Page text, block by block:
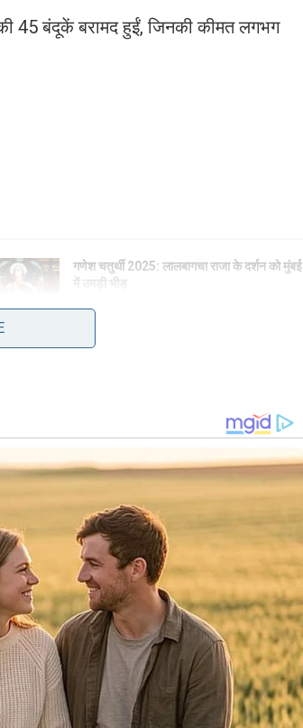
45 बंदूकें बरामद हुईं, जिनकी कीमत लगभग
गणेश चतुर्थी 2025: लालबागचा राजा के दर्शन को मुंबई
में उमड़ी भीड़